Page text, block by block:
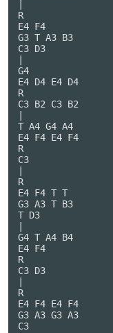
R
E4 F4
G3 T A3 B3
C3 D3
G4
E4 D4 E4 D4
R
C3 B2 C3 B2
T A4 G4 A4
E4 F4 E4 F4
R
C3
R
E4 F4 T T
G3 A3 T B3
T D3
G4 T A4 B4
E4 F4
R
C3 D3
R
E4 F4 E4 F4
G3 A3 G3 A3
C3